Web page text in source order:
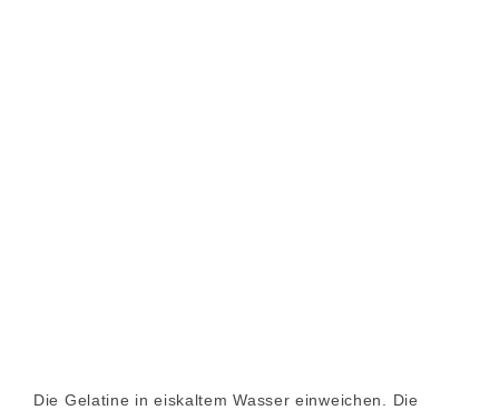
Die Gelatine in eiskaltem Wasser einweichen. Die